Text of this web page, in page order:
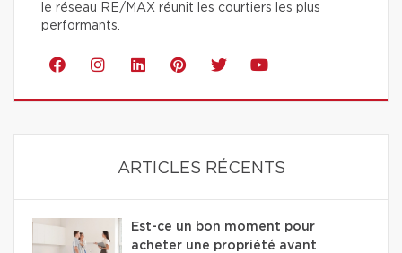
le réseau RE/MAX réunit les courtiers les plus
performants.
ARTICLES RÉCENTS
Est-ce un bon moment pour
acheter une propriété avant